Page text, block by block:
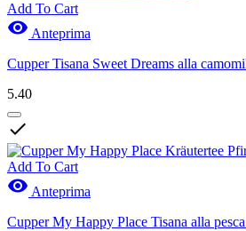
Add To Cart
 Anteprima
Cupper Tisana Sweet Dreams alla
5.40

Add To Cart
 Anteprima
Cupper My Happy Place Tisana alla